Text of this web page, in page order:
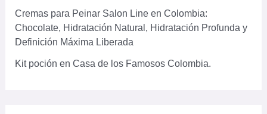
:Cremas para Peinar Salon Line en Colombia:
Chocolate, Hidratación Natural, Hidratación Profunda y
Definición Máxima Liberada
Kit poción en Casa de los Famosos Colombia.